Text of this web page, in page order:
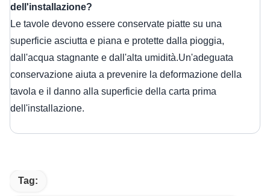
dell'installazione?
Le tavole devono essere conservate piatte su una
superficie asciutta e piana e protette dalla pioggia,
dall'acqua stagnante e dall'alta umidità.Un'adeguata
conservazione aiuta a prevenire la deformazione della
tavola e il danno alla superficie della carta prima
dell'installazione.
Tag: